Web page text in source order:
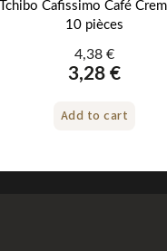
Cafissimo Café
10 pièces
4,38 €
3,28 €
Add to cart